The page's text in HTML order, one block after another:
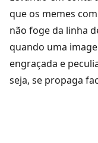
que os memes
não foge da linha
quando uma
engraçada e
seja, se propaga